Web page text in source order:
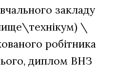
закладу
\
робітника
диплом ВНЗ